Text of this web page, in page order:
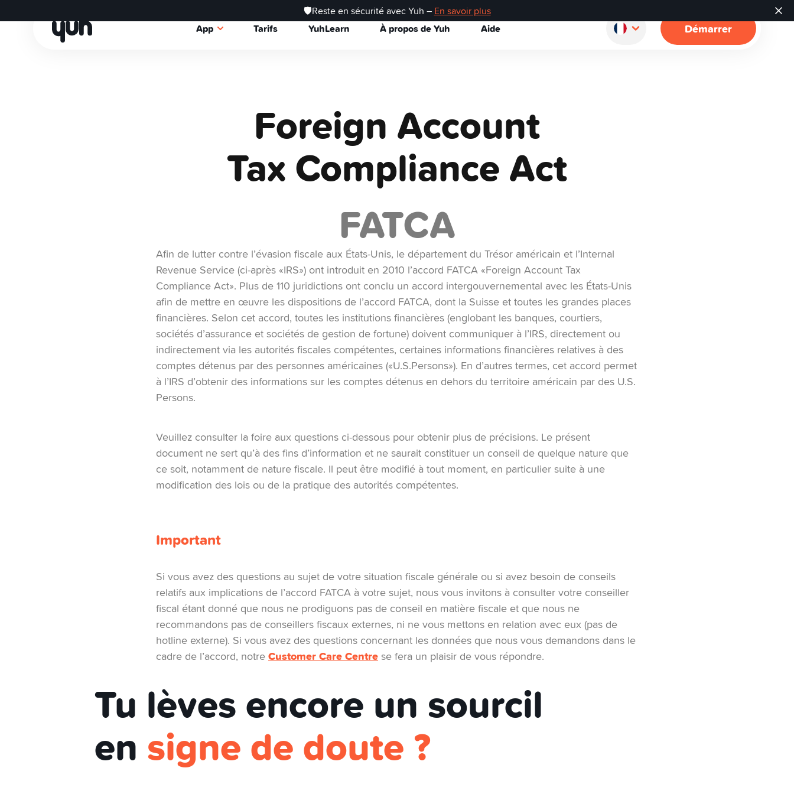
🛡️Reste en sécurité avec Yuh – En savoir plus
App Tarifs YuhLearn À propos de Yuh Aide Démarrer
Foreign Account
Tax Compliance Act
FATCA
Afin de lutter contre l’évasion fiscale aux États‑Unis, le département du Trésor américain et l’Internal
Revenue Service (ci‑après «IRS») ont introduit en 2010 l’accord FATCA «Foreign Account Tax
Compliance Act». Plus de 110 juridictions ont conclu un accord intergouvernemental avec les États‑Unis
afin de mettre en œuvre les dispositions de l’accord FATCA, dont la Suisse et toutes les grandes places
financières. Selon cet accord, toutes les institutions financières (englobant les banques, courtiers,
sociétés d’assurance et sociétés de gestion de fortune) doivent communiquer à l’IRS, directement ou
indirectement via les autorités fiscales compétentes, certaines informations financières relatives à des
comptes détenus par des personnes américaines («U.S.Persons»). En d’autres termes, cet accord permet
à l’IRS d’obtenir des informations sur les comptes détenus en dehors du territoire américain par des U.S.
Persons.
Veuillez consulter la foire aux questions ci‑dessous pour obtenir plus de précisions. Le présent
document ne sert qu’à des fins d’information et ne saurait constituer un conseil de quelque nature que
ce soit, notamment de nature fiscale. Il peut être modifié à tout moment, en particulier suite à une
modification des lois ou de la pratique des autorités compétentes.
Important
Si vous avez des questions au sujet de votre situation fiscale générale ou si avez besoin de conseils
relatifs aux implications de l’accord FATCA à votre sujet, nous vous invitons à consulter votre conseiller
fiscal étant donné que nous ne prodiguons pas de conseil en matière fiscale et que nous ne
recommandons pas de conseillers fiscaux externes, ni ne vous mettons en relation avec eux (pas de
hotline externe). Si vous avez des questions concernant les données que nous vous demandons dans le
cadre de l’accord, notre Customer Care Centre se fera un plaisir de vous répondre.
Tu lèves encore un sourcil
en signe de doute ?